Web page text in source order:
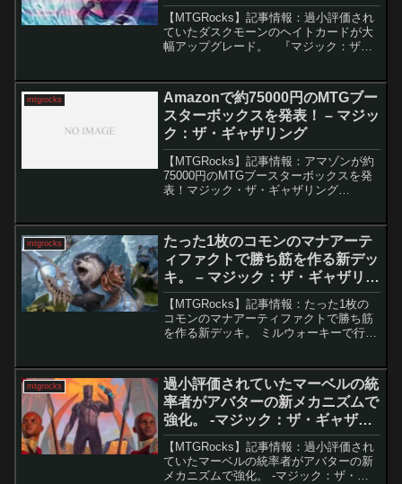
ング
【MTGRocks】記事情報：過小評価され
ていたダスクモーンのヘイトカードが大
幅アップグレード。 『マジック：ザ・
て約2週間が経過し、その強力さがすでに
広く認知さ...
mtgrocks
Amazonで約75000円のMTGブー
スターボックスを発表！ – マジッ
ク：ザ・ギャザリング
【MTGRocks】記事情報：アマゾンが約
75000円のMTGブースターボックスを発
表！マジック・ザ・ギャザリング
Magic Con Chicagoでは『モダンホライ
ゾ...
mtgrocks
たった1枚のコモンのマナアーテ
ィファクトで勝ち筋を作る新デッ
キ。 – マジック：ザ・ギャザリン
グ
【MTGRocks】記事情報：たった1枚の
コモンのマナアーティファクトで勝ち筋
を作る新デッキ。 ミルウォーキーで行わ
る中、意外な新戦略「アゾリウス・カワ
ウソ」が6...
mtgrocks
過小評価されていたマーベルの統
率者がアバターの新メカニズムで
強化。 -マジック：ザ・ギャザリ
ング
【MTGRocks】記事情報：過小評価され
ていたマーベルの統率者がアバターの新
メカニズムで強化。 -マジック：ザ・ギ